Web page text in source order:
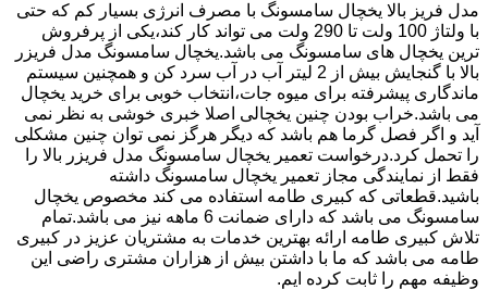
مدل فریز بالا یخچال سامسونگ با مصرف انرژی بسیار کم که حتی
با ولتاژ 100 ولت تا 290 ولت می تواند کار کند،یکی از پرفروش
ترین یخچال های سامسونگ می باشد.یخچال سامسونگ مدل فریزر
بالا با گنجایش بیش از 2 لیتر آب در آب سرد کن و همچنین سیستم
ماندگاری پیشرفته برای میوه جات،انتخاب خوبی برای خرید یخچال
می باشد.خراب بودن چنین یخچالی اصلا خبری خوشی به نظر نمی
آید و اگر فصل گرما هم باشد که دیگر هرگز نمی توان چنین مشکلی
را تحمل کرد.درخواست تعمیر یخچال سامسونگ مدل فریزر بالا را
فقط از نمایندگی مجاز تعمیر یخچال سامسونگ داشته
باشید.قطعاتی که کبیری طامه استفاده می کند مخصوص یخچال
سامسونگ می باشد که دارای ضمانت 6 ماهه نیز می باشد.تمام
تلاش کبیری طامه ارائه بهترین خدمات به مشتریان عزیز در کبیری
طامه می باشد که ما با داشتن بیش از هزاران مشتری راضی این
وظیفه مهم را ثابت کرده ایم.